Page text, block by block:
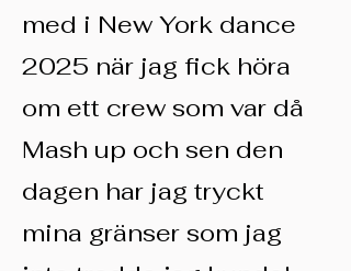
med i New York dance
2025 när jag fick höra
om ett crew som var då
Mash up och sen den
dagen har jag tryckt
mina gränser som jag